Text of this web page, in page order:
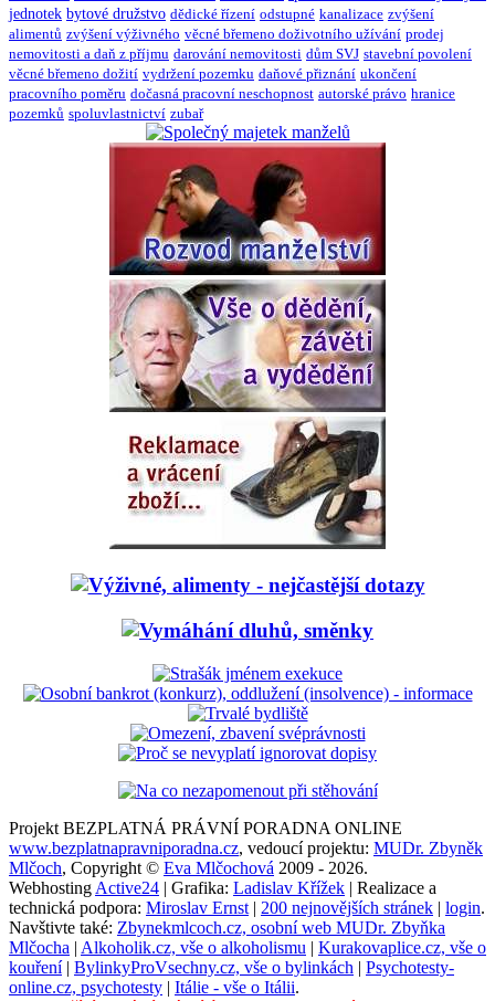
jednotek bytové družstvo dědické řízení odstupné kanalizace zvýšení
alimentů zvýšení výživného věcné břemeno doživotního užívání prodej
nemovitosti a daň z příjmu darování nemovitosti dům SVJ stavební povolení
věcné břemeno dožití vydržení pozemku daňové přiznání ukončení
pracovního poměru dočasná pracovní neschopnost autorské právo hranice
pozemků spoluvlastnictví zubař
Projekt BEZPLATNÁ PRÁVNÍ PORADNA ONLINE
www.bezplatnapravniporadna.cz, vedoucí projektu: MUDr. Zbyněk
Mlčoch, Copyright © Eva Mlčochová 2009 - 2026.
Webhosting Active24 | Grafika: Ladislav Křížek | Realizace a
technická podpora: Miroslav Ernst | 200 nejnovějších stránek | login.
Navštivte také: Zbynekmlcoch.cz, osobní web MUDr. Zbyňka
Mlčocha | Alkoholik.cz, vše o alkoholismu | Kurakovaplice.cz, vše o
kouření| BylinkyProVsechny.cz, vše o bylinkách | Psychotesty-
online.cz, psychotesty | Itálie - vše o Itálii.